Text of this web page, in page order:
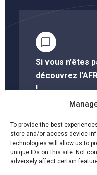
To provide the best
store and/or access device
technologies will allow us to
unique IDs on this site. Not
adversely affect certain
Si vous n'êtes
découvrez
!
Cliquez ici pour